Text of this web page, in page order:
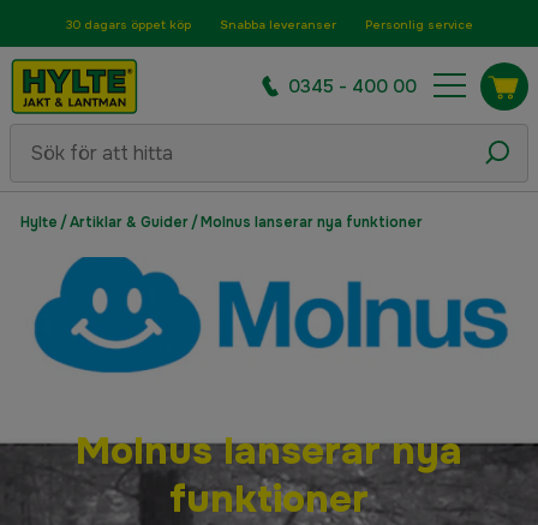
30 dagars öppet köp Snabba leveranser Personlig service
0345 - 400 00
Hylte /Artiklar & Guider/Molnus lanserar nya funktioner
Molnus lanserar nya
funktioner